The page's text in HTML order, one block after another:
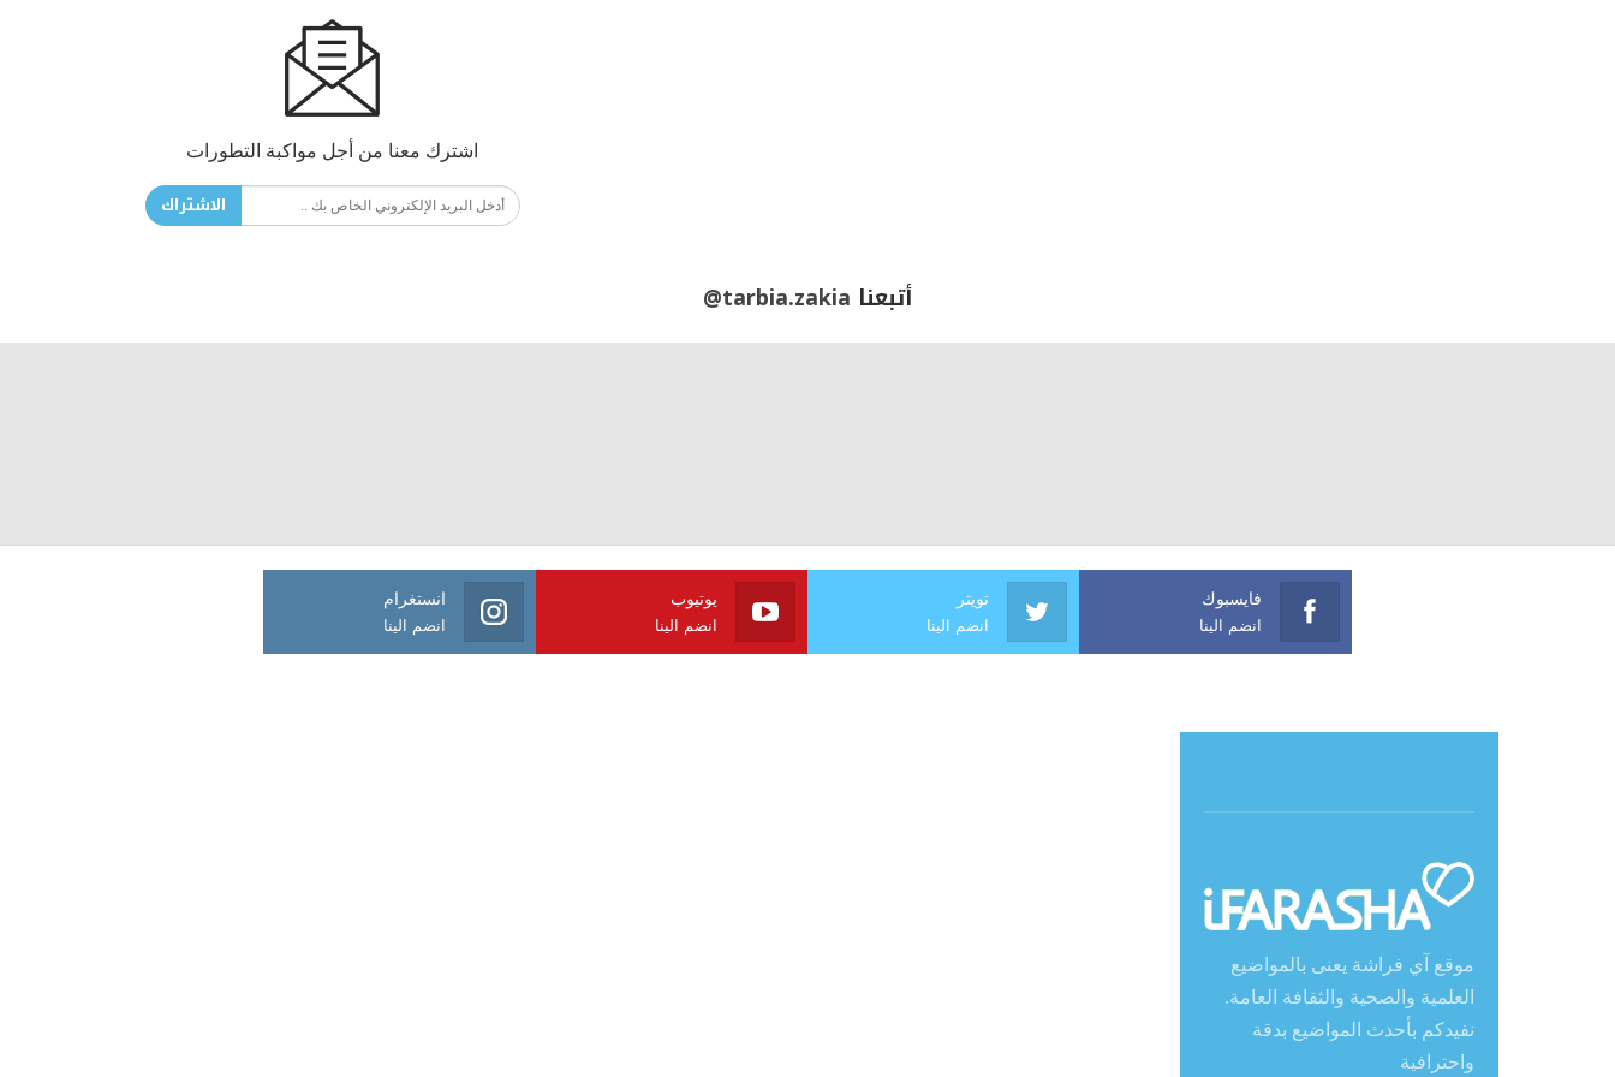
اشترك معنا من أجل مواكبة التطورات
الاشتراك
أتبعنا @tarbia.zakia
فايسبوك
انضم الينا
تويتر
انضم الينا
يوتيوب
انضم الينا
انستغرام
انضم الينا
موقع آي فراشة يعنى بالمواضيع
العلمية والصحية والثقافة العامة.
نفيدكم بأحدث المواضيع بدقة
واحترافية